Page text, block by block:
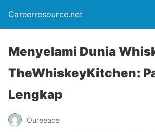
Careerresource.net
Menyelami Dunia
TheWhiskeyKitchen:
Lengkap
Oureeace